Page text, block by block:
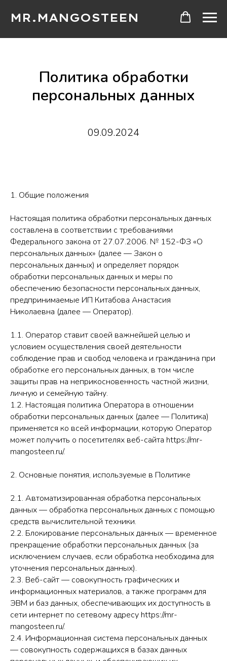
MR.MANGOSTEEN
Политика обработки
персональных данных
09.09.2024
1. Общие положения
Настоящая политика обработки персональных данных
составлена в соответствии с требованиями
Федерального закона от 27.07.2006. № 152-ФЗ «О
персональных данных» (далее — Закон о
персональных данных) и определяет порядок
обработки персональных данных и меры по
обеспечению безопасности персональных данных,
предпринимаемые ИП Китабова Анастасия
Николаевна (далее — Оператор).
1.1. Оператор ставит своей важнейшей целью и
условием осуществления своей деятельности
соблюдение прав и свобод человека и гражданина при
обработке его персональных данных, в том числе
защиты прав на неприкосновенность частной жизни,
личную и семейную тайну.
1.2. Настоящая политика Оператора в отношении
обработки персональных данных (далее — Политика)
применяется ко всей информации, которую Оператор
может получить о посетителях веб-сайта https://mr-
mangosteen.ru/.
2. Основные понятия, используемые в Политике
2.1. Автоматизированная обработка персональных
данных — обработка персональных данных с помощью
средств вычислительной техники.
2.2. Блокирование персональных данных — временное
прекращение обработки персональных данных (за
исключением случаев, если обработка необходима для
уточнения персональных данных).
2.3. Веб-сайт — совокупность графических и
информационных материалов, а также программ для
ЭВМ и баз данных, обеспечивающих их доступность в
сети интернет по сетевому адресу https://mr-
mangosteen.ru/.
2.4. Информационная система персональных данных
— совокупность содержащихся в базах данных